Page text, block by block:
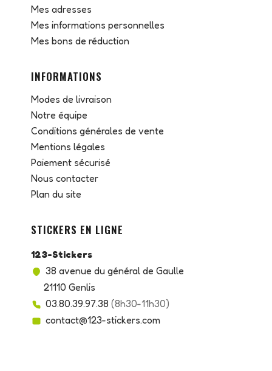
Mes adresses
Mes informations personnelles
Mes bons de réduction
INFORMATIONS
Modes de livraison
Notre équipe
Conditions générales de vente
Mentions légales
Paiement sécurisé
Nous contacter
Plan du site
STICKERS EN LIGNE
123-Stickers
38 avenue du général de Gaulle
21110 Genlis
03.80.39.97.38 (8h30-11h30)
contact@123-stickers.com